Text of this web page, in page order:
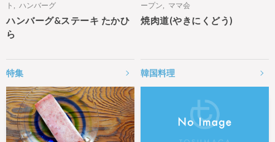
ト
ハンバーグ
ハンバーグ&ステーキ たかひ
ら
ープン
ママ会
焼肉道(やきにくどう)
特集 韓国料理